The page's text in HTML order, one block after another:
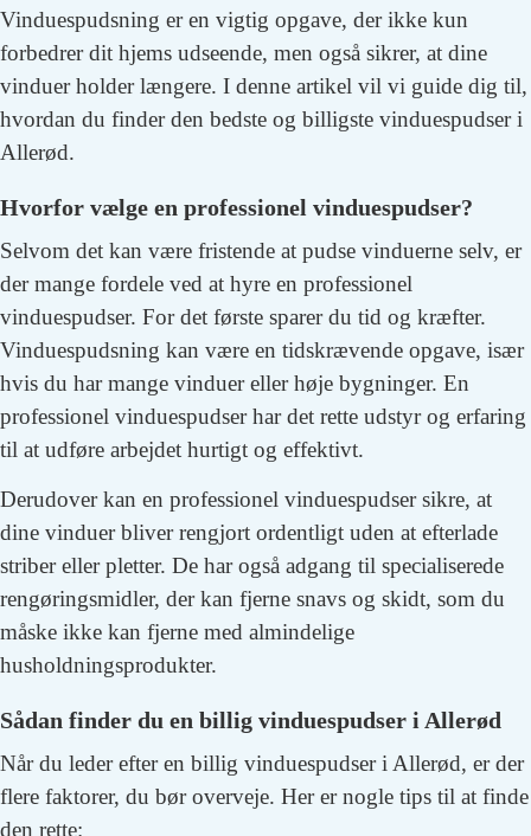
Vinduespudsning er en vigtig opgave, der ikke kun
forbedrer dit hjems udseende, men også sikrer, at dine
vinduer holder længere. I denne artikel vil vi guide dig til,
hvordan du finder den bedste og billigste vinduespudser i
Allerød.
Hvorfor vælge en professionel vinduespudser?
Selvom det kan være fristende at pudse vinduerne selv, er
der mange fordele ved at hyre en professionel
vinduespudser. For det første sparer du tid og kræfter.
Vinduespudsning kan være en tidskrævende opgave, især
hvis du har mange vinduer eller høje bygninger. En
professionel vinduespudser har det rette udstyr og erfaring
til at udføre arbejdet hurtigt og effektivt.
Derudover kan en professionel vinduespudser sikre, at
dine vinduer bliver rengjort ordentligt uden at efterlade
striber eller pletter. De har også adgang til specialiserede
rengøringsmidler, der kan fjerne snavs og skidt, som du
måske ikke kan fjerne med almindelige
husholdningsprodukter.
Sådan finder du en billig vinduespudser i Allerød
Når du leder efter en billig vinduespudser i Allerød, er der
flere faktorer, du bør overveje. Her er nogle tips til at finde
den rette: